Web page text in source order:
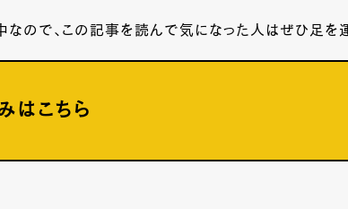
ので、この記事を読んで気になった人はぜひ足を運
はこちら